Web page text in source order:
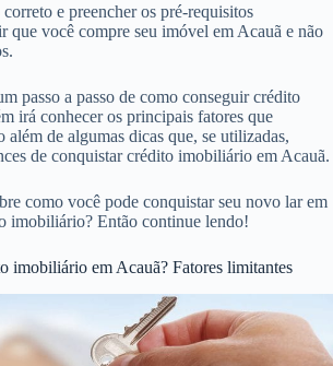
e preencher os pré-requisitos
que você compre seu imóvel em Acauã e não
passo a passo de como conseguir crédito
irá conhecer os principais fatores que
de algumas dicas que, se utilizadas,
de conquistar crédito imobiliário em Acauã.
como você pode conquistar seu novo lar em
imobiliário? Então continue lendo!
imobiliário em Acauã? Fatores limitantes